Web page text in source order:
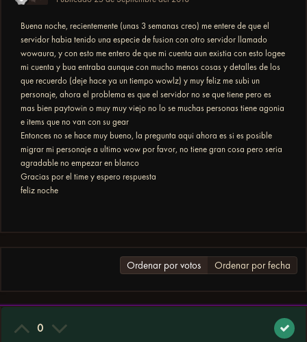
Buena noche, recientemente (unas 3 semanas creo) me entere de que el
servidor habia tenido una especie de fusion con otro servidor llamado
wowaura, y con esto me entero de que mi cuenta aun existia con esto logee
mi cuenta y bua entraba aunque con mucho menos cosas y detalles de los
que recuerdo (deje hace ya un tiempo wowlz) y muy feliz me subi un
personaje, ahora el problema es que el servidor no se que tiene pero es
mas bien paytowin o muy muy viejo no lo se muchas personas tiene agonia
e items que no van con su gear
Entonces no se hace muy bueno, la pregunta aqui ahora es si es posible
migrar mi personaje a ultimo wow por favor, no tiene gran cosa pero seria
agradable no empezar en blanco
Gracias por el time y espero respuesta
feliz noche
Ordenar por votos Ordenar por fecha
0